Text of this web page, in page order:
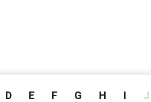
D E F G H I J